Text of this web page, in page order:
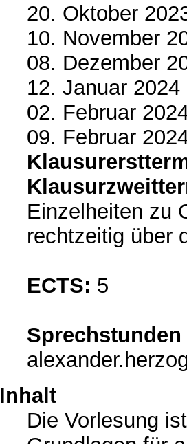
20. Oktober
10. November
08. Dezember
12. Januar 2024
02. Februar
09. Februar
Einzelheiten zu
rechtzeitig über
ECTS: 5
Inhalt
Die Vorlesung